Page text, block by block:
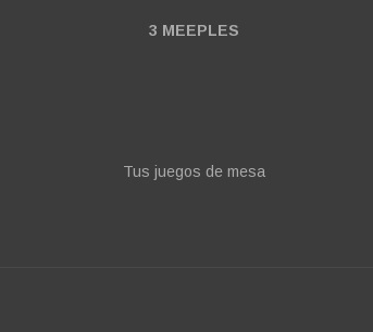
3 MEEPLES
Tus juegos de mesa